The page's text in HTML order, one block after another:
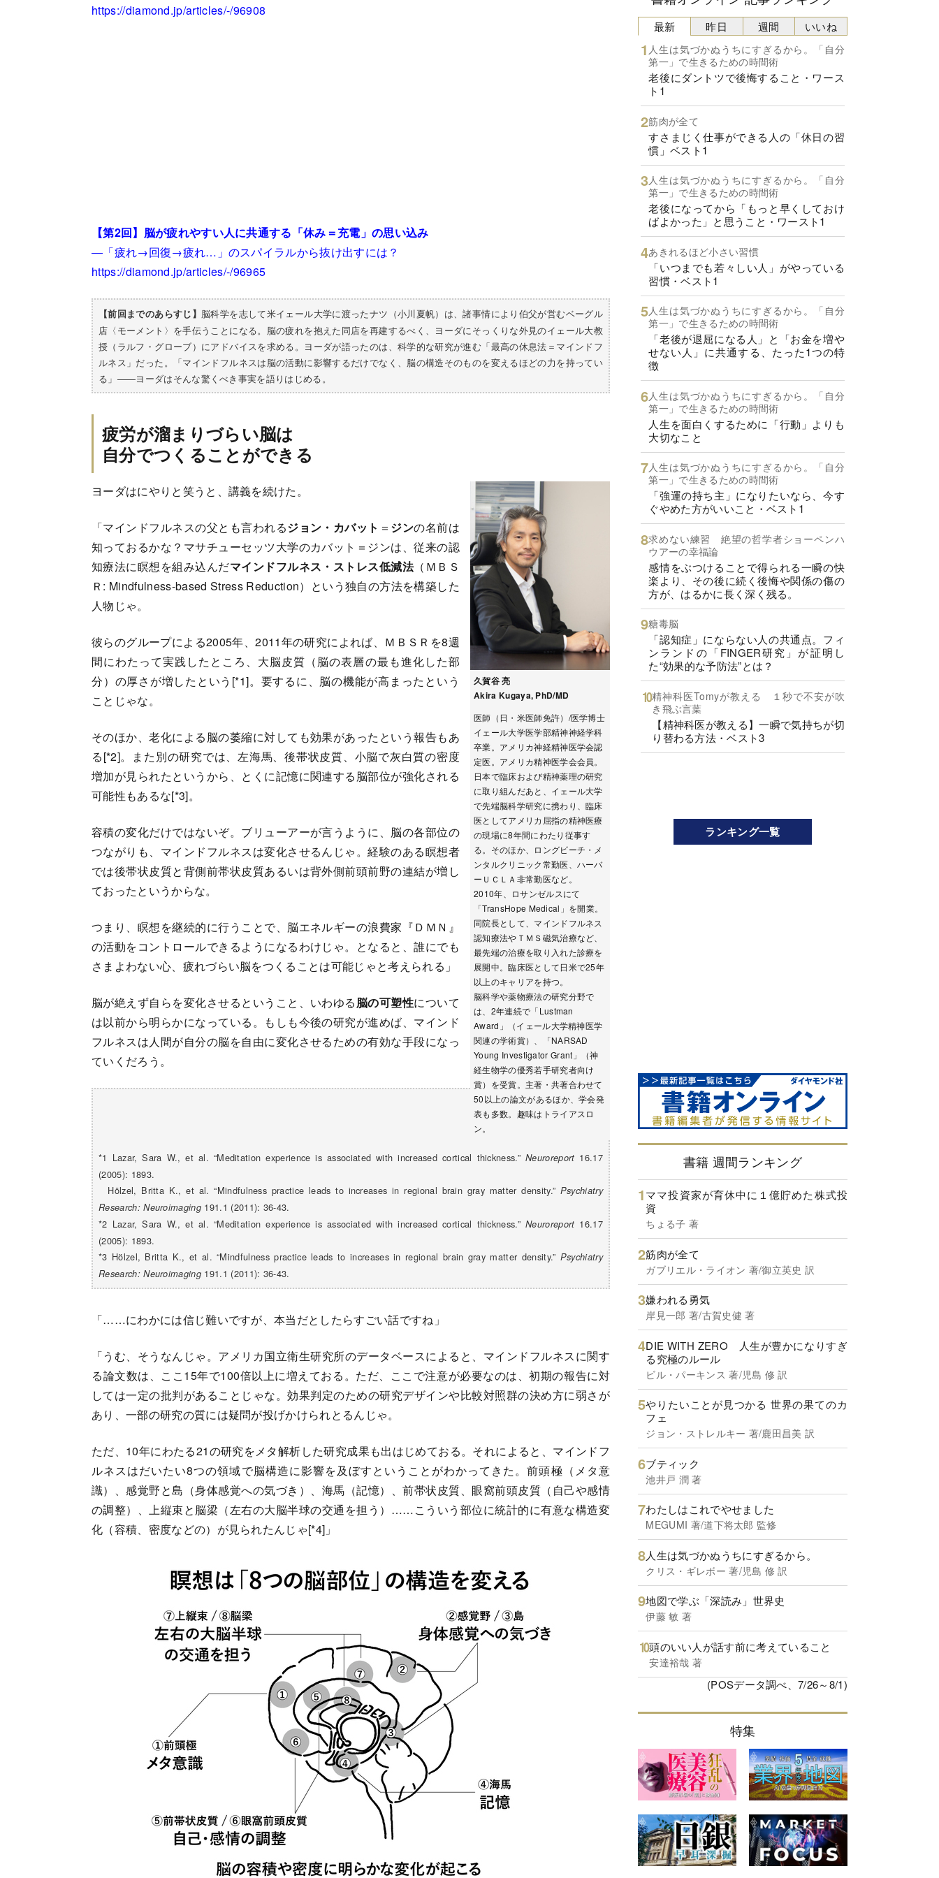
https://diamond.jp/articles/-/96908
【第2回】脳が疲れやすい人に共通する「休み＝充電」の思い込み
―「疲れ→回復→疲れ…」のスパイラルから抜け出すには？
https://diamond.jp/articles/-/96965
【前回までのあらすじ】 脳科学を志して米イェール大学に渡ったナツ（小川夏帆）は、諸事情により伯父が営むベーグル
店〈モーメント〉を手伝うことになる。脳の疲れを抱えた同店を再建するべく、ヨーダにそっくりな外見のイェール大教
授（ラルフ・グローブ）にアドバイスを求める。ヨーダが語ったのは、科学的な研究が進む「最高の休息法＝マインドフ
ルネス」だった。「マインドフルネスは脳の活動に影響するだけでなく、脳の構造そのものを変えるほどの力を持ってい
る」――ヨーダはそんな驚くべき事実を語りはじめる。
疲労が溜まりづらい脳は
自分でつくることができる
久賀谷 亮
Akira Kugaya, PhD/MD
医師（日・米医師免許）/医学博士
イェール大学医学部精神神経学科
卒業。アメリカ神経精神医学会認
定医。アメリカ精神医学会会員。
日本で臨床および精神薬理の研究
に取り組んだあと、イェール大学
で先端脳科学研究に携わり、臨床
医としてアメリカ屈指の精神医療
の現場に8年間にわたり従事す
る。そのほか、ロングビーチ・メ
ンタルクリニック常勤医、ハーバ
ーＵＣＬＡ非常勤医など。
2010年、ロサンゼルスにて
「TransHope Medical」を開業。
同院長として、マインドフルネス
認知療法やＴＭＳ磁気治療など、
最先端の治療を取り入れた診療を
展開中。臨床医として日米で25年
以上のキャリアを持つ。
脳科学や薬物療法の研究分野で
は、2年連続で「Lustman
Award」（イェール大学精神医学
関連の学術賞）、「NARSAD
Young Investigator Grant」（神
経生物学の優秀若手研究者向け
賞）を受賞。主著・共著合わせて
50以上の論文があるほか、学会発
表も多数。趣味はトライアスロ
ン。
ヨーダはにやりと笑うと、講義を続けた。
「マインドフルネスの父とも言われるジョン・カバット ＝ ジンの名前は
知っておるかな？マサチューセッツ大学のカバット＝ジンは、従来の認
知療法に瞑想を組み込んだマインドフルネス・ストレス低減法（ＭＢＳ
Ｒ: Mindfulness-based Stress Reduction）という独自の方法を構築した
人物じゃ。
彼らのグループによる2005年、2011年の研究によれば、ＭＢＳＲを8週
間にわたって実践したところ、大脳皮質（脳の表層の最も進化した部
分）の厚さが増したという[*1]。要するに、脳の機能が高まったという
ことじゃな。
そのほか、老化による脳の萎縮に対しても効果があったという報告もあ
る[*2]。また別の研究では、左海馬、後帯状皮質、小脳で灰白質の密度
増加が見られたというから、とくに記憶に関連する脳部位が強化される
可能性もあるな[*3]。
容積の変化だけではないぞ。ブリューアーが言うように、脳の各部位の
つながりも、マインドフルネスは変化させるんじゃ。経験のある瞑想者
では後帯状皮質と背側前帯状皮質あるいは背外側前頭前野の連結が増し
ておったというからな。
つまり、瞑想を継続的に行うことで、脳エネルギーの浪費家『ＤＭＮ』
の活動をコントロールできるようになるわけじゃ。となると、誰にでも
さまよわない心、疲れづらい脳をつくることは可能じゃと考えられる」
脳が絶えず自らを変化させるということ、いわゆる脳の可塑性について
は以前から明らかになっている。もしも今後の研究が進めば、マインド
フルネスは人間が自分の脳を自由に変化させるための有効な手段になっ
ていくだろう。
*1 Lazar, Sara W., et al. “Meditation experience is associated with increased cortical thickness.” Neuroreport 16.17
(2005): 1893.
Hölzel, Britta K., et al. “Mindfulness practice leads to increases in regional brain gray matter density.” Psychiatry
Research: Neuroimaging 191.1 (2011): 36-43.
*2 Lazar, Sara W., et al. “Meditation experience is associated with increased cortical thickness.” Neuroreport 16.17
(2005): 1893.
*3 Hölzel, Britta K., et al. “Mindfulness practice leads to increases in regional brain gray matter density.” Psychiatry
Research:Neuroimaging 191.1 (2011): 36-43.
「……にわかには信じ難いですが、本当だとしたらすごい話ですね」
「うむ、そうなんじゃ。アメリカ国立衛生研究所のデータベースによると、マインドフルネスに関す
る論文数は、ここ15年で100倍以上に増えておる。ただ、ここで注意が必要なのは、初期の報告に対
しては一定の批判があることじゃな。効果判定のための研究デザインや比較対照群の決め方に弱さが
あり、一部の研究の質には疑問が投げかけられとるんじゃ。
ただ、10年にわたる21の研究をメタ解析した研究成果も出はじめておる。それによると、マインドフ
ルネスはだいたい8つの領域で脳構造に影響を及ぼすということがわかってきた。前頭極（メタ意
識）、感覚野と島（身体感覚への気づき）、海馬（記憶）、前帯状皮質、眼窩前頭皮質（自己や感情
の調整）、上縦束と脳梁（左右の大脳半球の交通を担う）……こういう部位に統計的に有意な構造変
化（容積、密度などの）が見られたんじゃ[*4]」
最新
人生は気づかぬうちにすぎるから。「自分
第一」で生きるための時間術
老後にダントツで後悔すること・ワース
ト1
筋肉が全て
すさまじく仕事ができる人の「休日の習
慣」ベスト1
人生は気づかぬうちにすぎるから。「自分
第一」で生きるための時間術
老後になってから「もっと早くしておけ
ばよかった」と思うこと・ワースト1
あきれるほど小さい習慣
「いつまでも若々しい人」がやっている
習慣・ベスト1
人生は気づかぬうちにすぎるから。「自分
第一」で生きるための時間術
「老後が退屈になる人」と「お金を増や
せない人」に共通する、たった1つの特
徴
人生は気づかぬうちにすぎるから。「自分
第一」で生きるための時間術
人生を面白くするために「行動」よりも
大切なこと
人生は気づかぬうちにすぎるから。「自分
第一」で生きるための時間術
「強運の持ち主」になりたいなら、今す
ぐやめた方がいいこと・ベスト1
求めない練習 絶望の哲学者ショーペンハ
ウアーの幸福論
感情をぶつけることで得られる一瞬の快
楽より、その後に続く後悔や関係の傷の
方が、はるかに長く深く残る。
糖毒脳
「認知症」にならない人の共通点。フィ
ンランドの「FINGER研究」が証明し
た“効果的な予防法”とは？
精神科医Tomyが教える １秒で不安が吹
き飛ぶ言葉
【精神科医が教える】一瞬で気持ちが切
り替わる方法・ベスト3
昨日 週間 いいね
ランキング一覧
書籍 週間ランキング
ママ投資家が育休中に１億貯めた株式投
資
ちょる子 著
筋肉が全て
ガブリエル・ライオン 著/御立英史 訳
嫌われる勇気
岸見一郎 著/古賀史健 著
DIE WITH ZERO 人生が豊かになりすぎ
る究極のルール
ビル・パーキンス 著/児島 修 訳
やりたいことが見つかる 世界の果てのカ
フェ
ジョン・ストレルキー 著/鹿田昌美 訳
ブティック
池井戸 潤 著
わたしはこれでやせました
MEGUMI 著/道下将太郎 監修
人生は気づかぬうちにすぎるから。
クリス・ギレボー 著/児島 修 訳
地図で学ぶ「深読み」世界史
伊藤 敏 著
頭のいい人が話す前に考えていること
安達裕哉 著
(POSデータ調べ、7/26～8/1)
特集